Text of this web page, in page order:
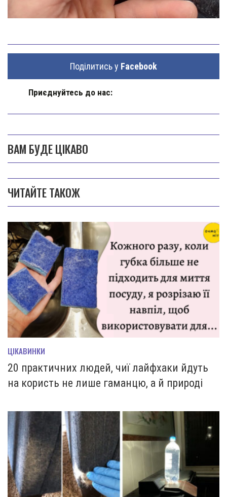
Поділитись у Facebook
Приєднуйтесь до нас:
ВАМ БУДЕ ЦІКАВО
ЧИТАЙТЕ ТАКОЖ
ЦІКАВИНКИ
20 практичних людей, чиї лайфхаки йдуть
на користь не лише гаманцю, а й природі